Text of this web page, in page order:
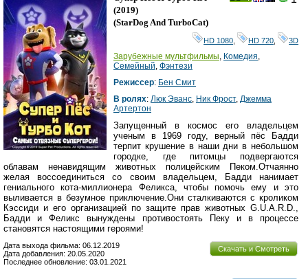
(2019)
(StarDog And TurboCat)
HD 1080 HD 720 3D
Зарубежные мультфильмы Комедия
Семейный Фэнтези
Режиссер: Бен Смит
В ролях: Люк Эванс Ник Фрост, Джемма
Артертон
Запущенный в космос его владельцем
ученым в 1969 году, верный пёс Бадди
терпит крушение в наши дни в небольшом
городке, где питомцы подвергаются
облавам ненавидящим животных полицейским Пеком.Отчаянно
желая воссоединиться со своим владельцем, Бадди нанимает
гениального кота-миллионера Феликса, чтобы помочь ему и это
выливается в безумное приключение.Они сталкиваются с кроликом
Кэссиди и его организацией по защите прав животных G.U.A.R.D.,
Бадди и Феликс вынуждены противостоять Пеку и в процессе
становятся настоящими героями!
Скачать и Смотреть
Дата выхода фильма: 06.12.2019
Дата добавления: 20.05.2020
Последнее обновление: 03.01.2021